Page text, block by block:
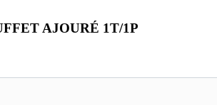
AJOURÉ 1T/1P